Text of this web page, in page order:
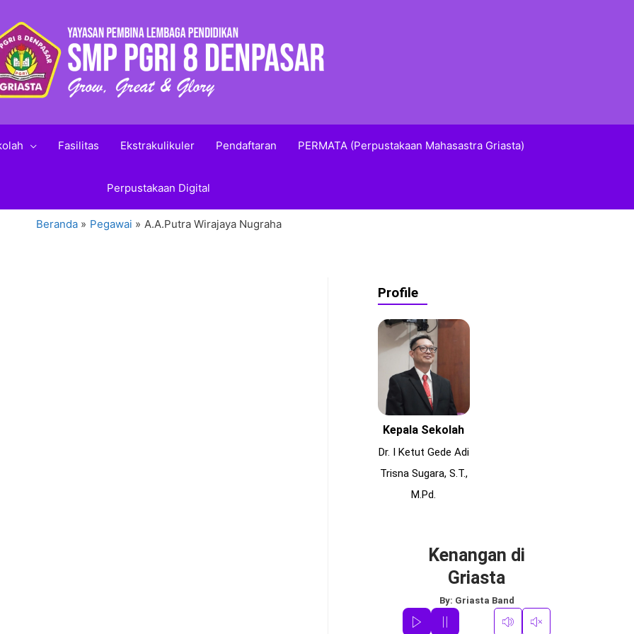
Fasilitas Ekstrakulikuler Pendaftaran PERMATA (Perpustakaan Mahasastra Griasta)
Perpustakaan Digital
Beranda Pegawai A.A.Putra Wirajaya Nugraha
Profile
Kepala Sekolah
Dr. I Ketut Gede Adi
Trisna Sugara, S.T.,
M.Pd.
Kenangan di
Griasta
By: Griasta Band